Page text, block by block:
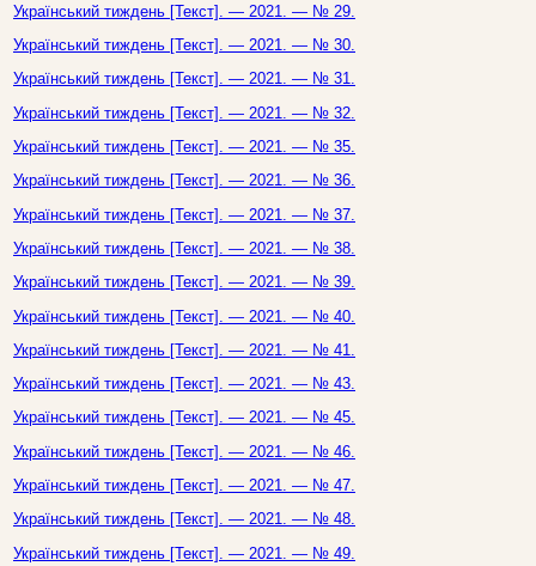
Український тиждень [Текст]. — 2021. — № 29.
Український тиждень [Текст]. — 2021. — № 30.
Український тиждень [Текст]. — 2021. — № 31.
Український тиждень [Текст]. — 2021. — № 32.
Український тиждень [Текст]. — 2021. — № 35.
Український тиждень [Текст]. — 2021. — № 36.
Український тиждень [Текст]. — 2021. — № 37.
Український тиждень [Текст]. — 2021. — № 38.
Український тиждень [Текст]. — 2021. — № 39.
Український тиждень [Текст]. — 2021. — № 40.
Український тиждень [Текст]. — 2021. — № 41.
Український тиждень [Текст]. — 2021. — № 43.
Український тиждень [Текст]. — 2021. — № 45.
Український тиждень [Текст]. — 2021. — № 46.
Український тиждень [Текст]. — 2021. — № 47.
Український тиждень [Текст]. — 2021. — № 48.
Український тиждень [Текст]. — 2021. — № 49.